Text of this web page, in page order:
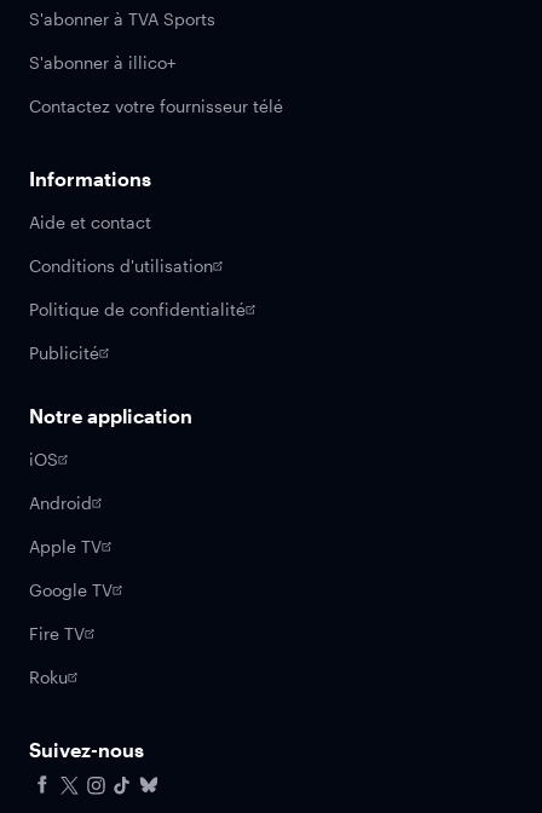
S'abonner à TVA Sports
S'abonner à illico+
Contactez votre fournisseur télé
Informations
Aide et contact
Conditions d'utilisation
Politique de confidentialité
Publicité
Notre application
iOS
Android
Apple TV
Google TV
Fire TV
Roku
Suivez-nous